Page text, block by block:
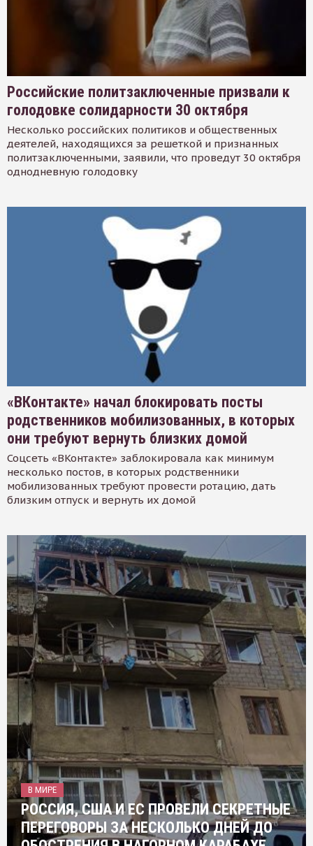
Российские политзаключенные призвали к
голодовке солидарности 30 октября
Несколько российских политиков и общественных
деятелей, находящихся за решеткой и признанных
политзаключенными, заявили, что проведут 30 октября
однодневную голодовку
«ВКонтакте» начал блокировать посты
родственников мобилизованных, в которых
они требуют вернуть близких домой
Соцсеть «ВКонтакте» заблокировала как минимум
несколько постов, в которых родственники
мобилизованных требуют провести ротацию, дать
близким отпуск и вернуть их домой
В МИРЕ
РОССИЯ, США И ЕС ПРОВЕЛИ СЕКРЕТНЫЕ
ПЕРЕГОВОРЫ ЗА НЕСКОЛЬКО ДНЕЙ ДО